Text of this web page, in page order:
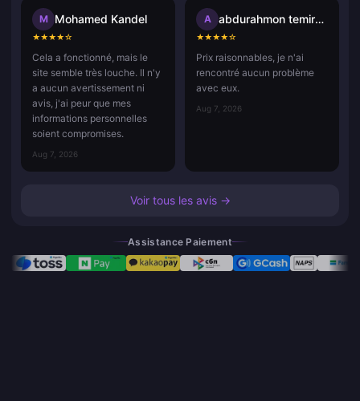
M Mohamed Kandel
★★★★☆
Cela a fonctionné, mais le
site semble très louche. Il n'y
a aucun avertissement ni
avis, j'ai peur que mes
informations personnelles
soient compromises.
Aug 7, 2026
A abdurahmon temirqulov
★★★★☆
Prix raisonnables, je n'ai
rencontré aucun problème
avec eux.
Aug 7, 2026
Voir tous les avis →
Assistance Paiement